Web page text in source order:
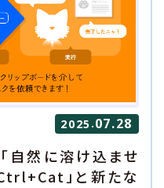
2025 .07.28
自然に溶け込ませ
」と新たな